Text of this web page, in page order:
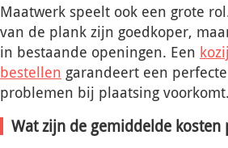
Maatwerk speelt ook een grote
van de plank zijn goedkoper,
in bestaande openingen. Een
bestellen garandeert een
problemen bij plaatsing voorkomt.
Wat zijn de gemiddelde kosten